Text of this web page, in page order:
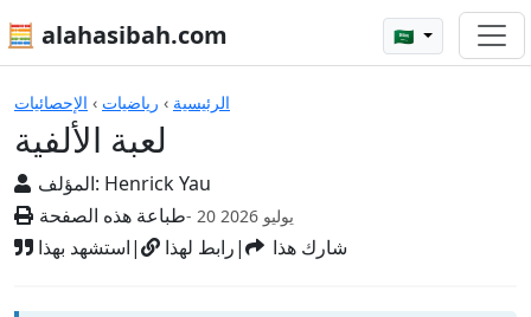
🧮 alahasibah.com 🇸🇦
الرئيسية › رياضيات › الإحصائيات
لعبة الألفية
المؤلف: Henrick Yau
طباعة هذه الصفحة
- 20 يوليو 2026
استشهد بهذا| رابط لهذا| شارك هذا
الآلات الحاسبة